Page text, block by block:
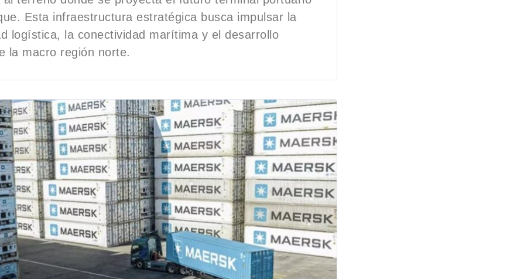
Esta infraestructura estratégica busca impulsar la
logística, la conectividad marítima y el desarrollo
la macro región norte.